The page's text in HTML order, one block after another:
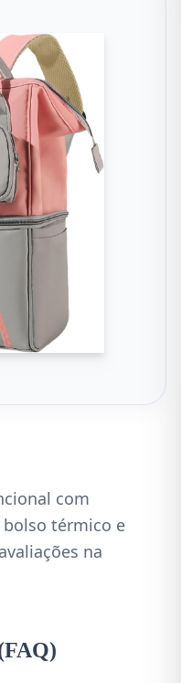
com
térmico e
na